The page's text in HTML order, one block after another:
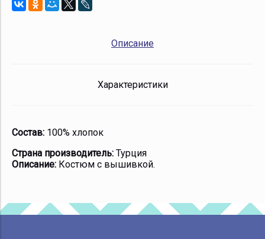
Описание
Характеристики
Состав: 100% хлопок
Страна производитель: Турция
Описание: Костюм с вышивкой.